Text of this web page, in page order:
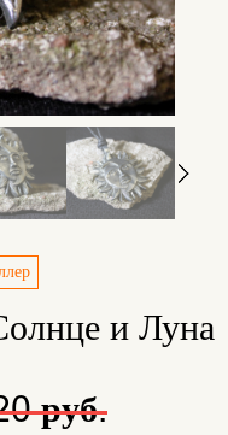
и Луна
руб.